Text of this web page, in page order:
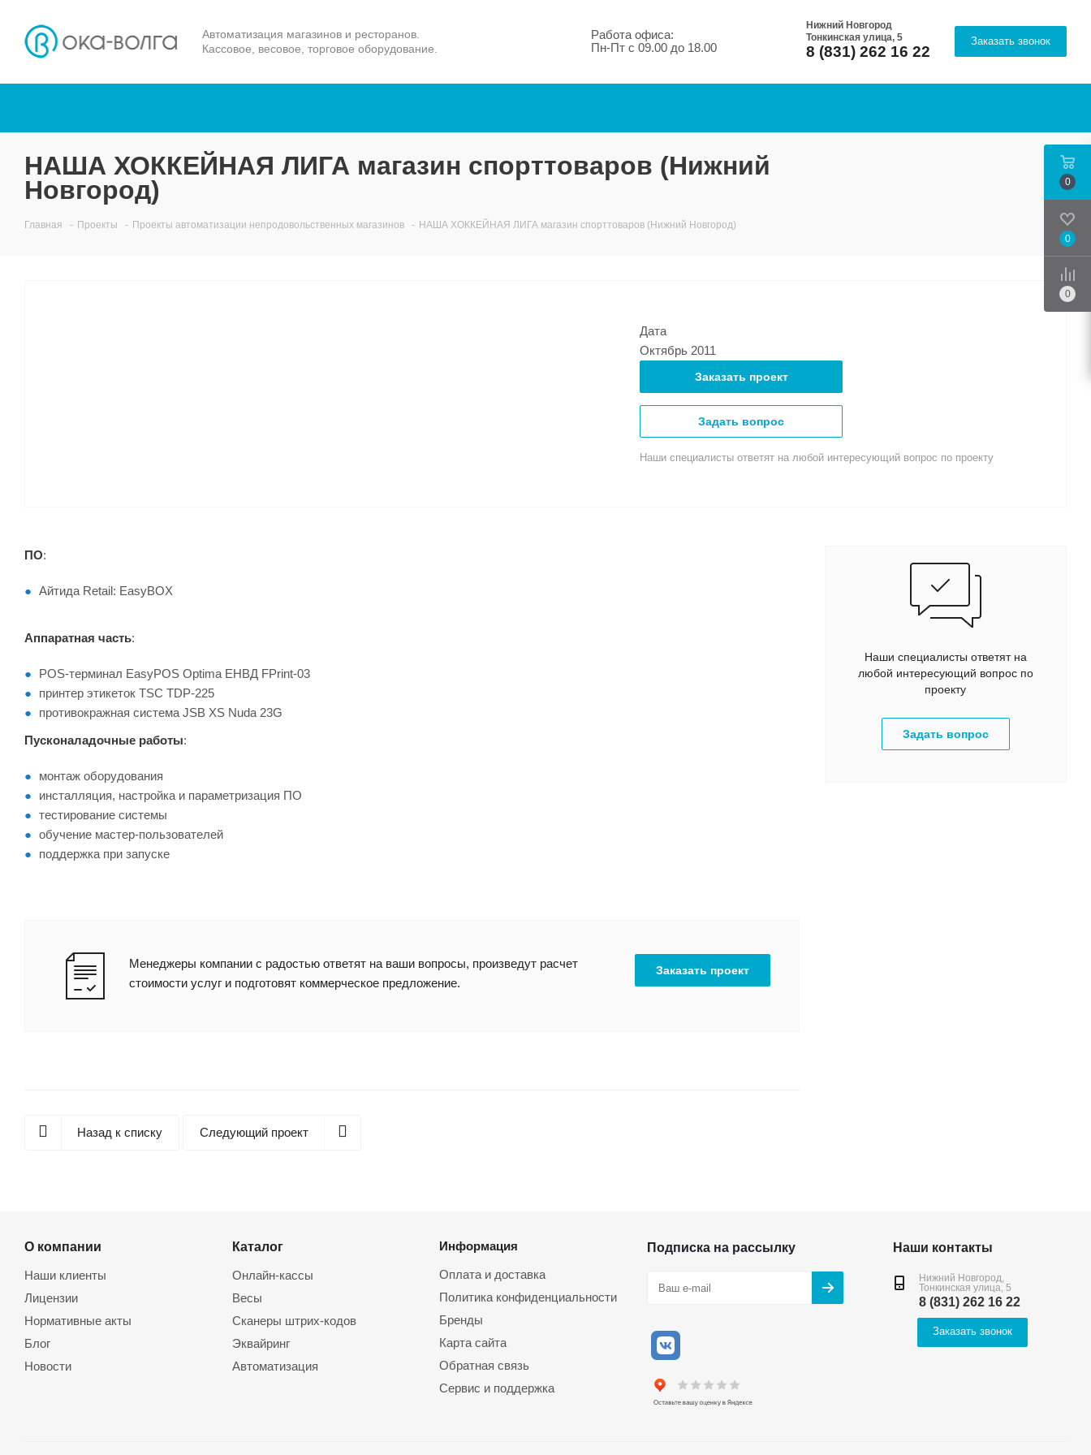
Автоматизация магазинов и ресторанов.
Кассовое, весовое, торговое оборудование.
Работа офиса:
Пн-Пт с 09.00 до 18.00
Нижний Новгород
Тонкинская улица, 5
8 (831) 262 16 22
Заказать звонок
НАША ХОККЕЙНАЯ ЛИГА магазин спорттоваров (Нижний
Новгород)
Главная - Проекты - Проекты автоматизации непродовольственных магазинов - НАША ХОККЕЙНАЯ ЛИГА магазин спорттоваров (Нижний Новгород)
Дата
Октябрь 2011
Заказать проект
Задать вопрос
Наши специалисты ответят на любой интересующий вопрос по проекту
ПО:
Айтида Retail: EasyBOX
Аппаратная часть:
POS-терминал EasyPOS Оptima ЕНВД FPrint-03
принтер этикеток TSC TDP-225
противокражная система JSB XS Nuda 23G
Пусконаладочные работы:
монтаж оборудования
инсталляция, настройка и параметризация ПО
тестирование системы
обучение мастер-пользователей
поддержка при запуске
Наши специалисты ответят на
любой интересующий вопрос по
проекту
Задать вопрос
Менеджеры компании с радостью ответят на ваши вопросы, произведут расчет
стоимости услуг и подготовят коммерческое предложение.
Заказать проект
Назад к списку Следующий проект
О компании
Наши клиенты
Лицензии
Нормативные акты
Блог
Новости
Каталог
Онлайн-кассы
Весы
Сканеры штрих-кодов
Эквайринг
Автоматизация
Информация
Оплата и доставка
Политика конфиденциальности
Бренды
Карта сайта
Обратная связь
Сервис и поддержка
Подписка на рассылку Наши контакты
Нижний Новгород,
Тонкинская улица, 5
8 (831) 262 16 22
Заказать звонок
0
0
0